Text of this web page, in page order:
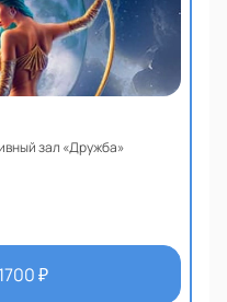
зал «Дружба»
1700₽